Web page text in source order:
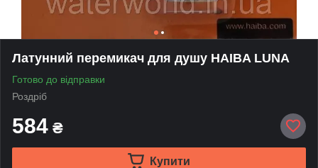
Латунний перемикач для душу HAIBA LUNA
Готово до відправки
Роздріб
584 ₴
Купити